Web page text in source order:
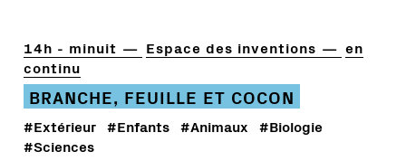
14h - minuit Espace des inventions
en
continu
BRANCHE, FEUILLE ET COCON
#Extérieur #Enfants #Animaux #Biologie
#Sciences